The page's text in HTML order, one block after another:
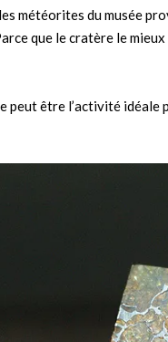
météorites du musée
que le cratère le
peut être l’activité idéale